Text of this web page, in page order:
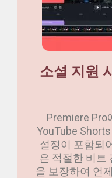
소셜 지원
Premiere Pro
YouTube
설정이 포함되
은 적절한 비트
을 보장하여 언